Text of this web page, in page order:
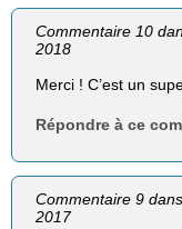
Commentaire 10
2018
Merci ! C’est un
Répondre à ce
Commentaire 9
2017